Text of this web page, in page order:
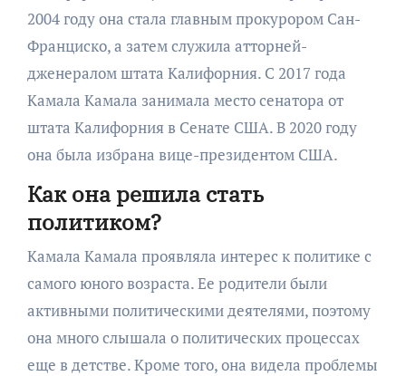
2004 году она стала главным прокурором Сан-
Франциско, а затем служила атторней-
дженералом штата Калифорния. С 2017 года
Камала Камала занимала место сенатора от
штата Калифорния в Сенате США. В 2020 году
она была избрана вице-президентом США.
Как она решила стать
политиком?
Камала Камала проявляла интерес к политике с
самого юного возраста. Ее родители были
активными политическими деятелями, поэтому
она много слышала о политических процессах
еще в детстве. Кроме того, она видела проблемы